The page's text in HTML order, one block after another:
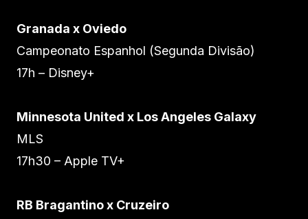
Granada x Oviedo
Campeonato Espanhol (Segunda Divisão)
17h – Disney+
Minnesota United x Los Angeles Galaxy
MLS
17h30 – Apple TV+
RB Bragantino x Cruzeiro